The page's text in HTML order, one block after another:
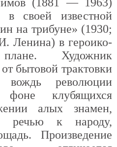
в своей известной
на трибуне» (1930;
Ленина) в героико-
плане. Художник
бытовой трактовки
вождь революции
фоне клубящихся
алых знамен,
речью к народу,
Произведение